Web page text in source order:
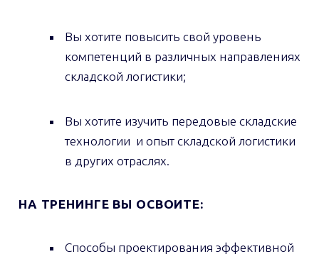
Вы хотите повысить свой уровень
компетенций в различных направлениях
складской логистики;
Вы хотите изучить передовые складские
технологии и опыт складской логистики
в других отраслях.
НА ТРЕНИНГЕ ВЫ ОСВОИТЕ:
Способы проектирования эффективной